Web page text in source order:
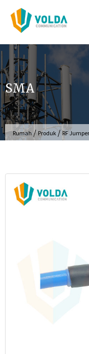
Langsung
konten
SMA
Rumah/ Produk /RF